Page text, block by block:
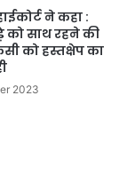
ने कहा :
को साथ रहने की
को हस्तक्षेप का
2023